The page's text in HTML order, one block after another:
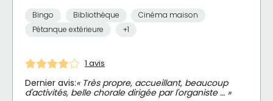
Bingo Bibliothèque
Cinéma maison
Pétanque extérieure
+1
1 avis
Dernier avis:« Très propre, accueillant, beaucoup
d'activités, belle chorale dirigée par l'organiste … »